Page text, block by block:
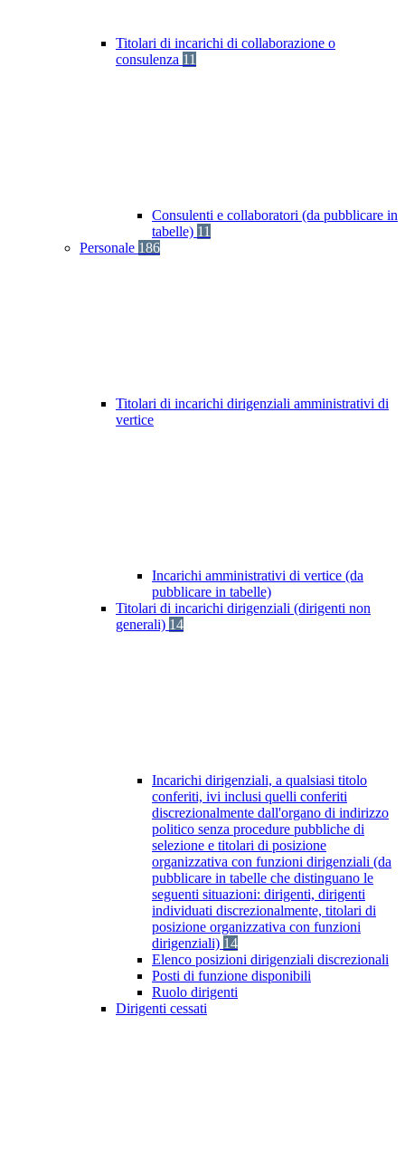
Titolari di incarichi di collaborazione o
consulenza 11
Consulenti e collaboratori (da pubblicare in
tabelle) 11
Personale 186
Titolari di incarichi dirigenziali amministrativi di
vertice
Incarichi amministrativi di vertice (da
pubblicare in tabelle)
Titolari di incarichi dirigenziali (dirigenti non
generali) 14
Incarichi dirigenziali, a qualsiasi titolo
conferiti, ivi inclusi quelli conferiti
discrezionalmente dall'organo di indirizzo
politico senza procedure pubbliche di
selezione e titolari di posizione
organizzativa con funzioni dirigenziali (da
pubblicare in tabelle che distinguano le
seguenti situazioni: dirigenti, dirigenti
individuati discrezionalmente, titolari di
posizione organizzativa con funzioni
dirigenziali) 14
Elenco posizioni dirigenziali discrezionali
Posti di funzione disponibili
Ruolo dirigenti
Dirigenti cessati